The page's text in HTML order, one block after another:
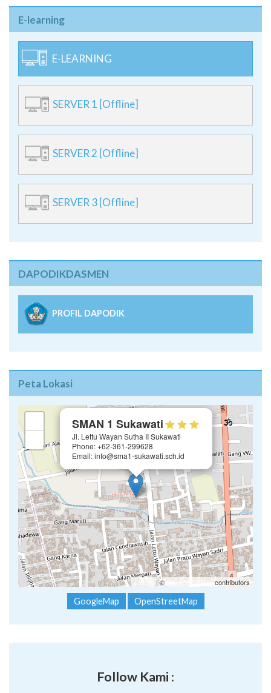
E-learning
E-LEARNING
SERVER 1 [Offline]
SERVER 2 [Offline]
SERVER 3 [Offline]
DAPODIKDASMEN
PROFIL DAPODIK
Peta Lokasi
SMAN 1 Sukawati
Jl. Lettu Wayan Sutha II Sukawati
Phone: +62-361-299628
Email: info@sma1-sukawati.sch.id
Leaflet | ©OpenStreetMap contributors
GoogleMap OpenStreetMap
Follow Kami :